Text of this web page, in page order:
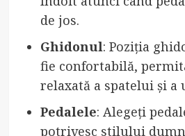
de jos.
Ghidonul: Poziția
fie confortabilă,
relaxată a spatelui și a
Pedalele: Alegeți
potrivesc stilului